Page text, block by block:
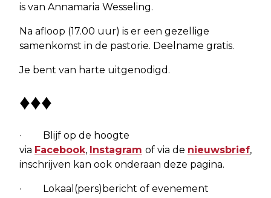
is van Annamaria Wesseling.
Na afloop (17.00 uur) is er een gezellige
samenkomst in de pastorie. Deelname gratis.
Je bent van harte uitgenodigd.
♦♦♦
· Blijf op de hoogte
via Facebook, Instagram of via de nieuwsbrief,
inschrijven kan ook onderaan deze pagina.
· Lokaal(pers)bericht of evenement